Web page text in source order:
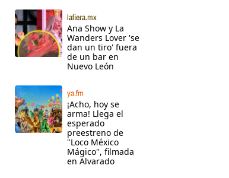
lafiera.mx
Ana Show y La
Wanders Lover 'se
dan un tiro' fuera
de un bar en
Nuevo León
ya.fm
¡Acho, hoy se
arma! Llega el
esperado
preestreno de
"Loco México
Mágico", filmada
en Alvarado